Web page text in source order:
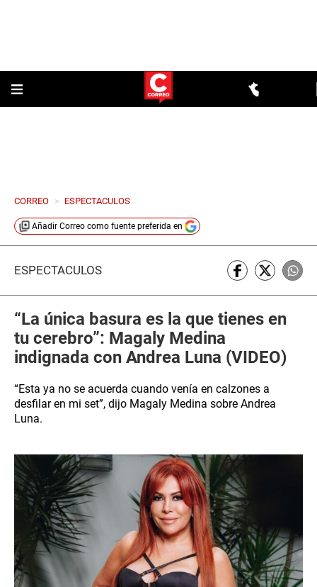
CORREO > ESPECTACULOS
Añadir Correo como fuente preferida en
ESPECTÁCULOS
“La única basura es la que tienes en
tu cerebro”: Magaly Medina
indignada con Andrea Luna (VIDEO)
“Esta ya no se acuerda cuando venía en calzones a
desfilar en mi set”, dijo Magaly Medina sobre Andrea
Luna.